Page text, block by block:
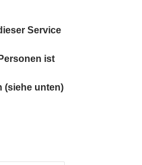
Service
ist
(siehe unten)